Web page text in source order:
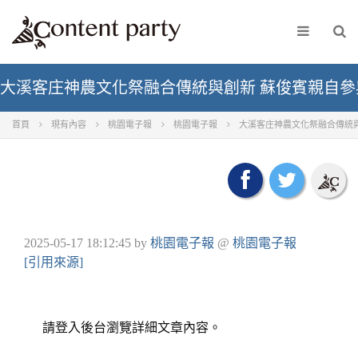
大溪客庄神農文化祭融合傳統與創新 蘇俊賓親自
首頁 現有內容 桃園電子報 桃園電子報 大溪客庄神農文化祭融合傳統
2025-05-17 18:12:45 by 桃園電子報 @ 桃園電子報
[引用來源]
請登入後台瀏覽詳細文章內容。